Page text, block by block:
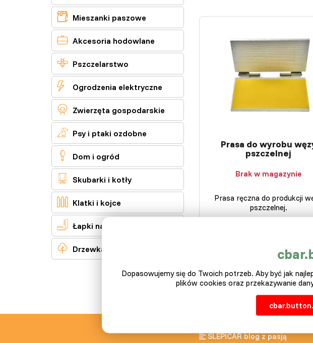
 Mieszanki paszowe
 Akcesoria hodowlane
 Pszczelarstwo
 Ogrodzenia elektryczne
 Zwierzęta gospodarskie
 Psy i ptaki ozdobne
 Dom i ogród
 Skubarki i kotły
 Klatki i kojce
 Łapki na gryzonie
 Drzewka owocowe
Prasa do wyrobu
pszczelnej
Brak w magazynie
Prasa ręczna do produkcji
pszczelnej.
2 599,00 Zł
Wkrótce w magazynie
Więcej wariantów
SLEPICAR blog z pasją
Dopasowujemy się do Twoich potrzeb. Aby być jak
plików cookies oraz przekazywanie